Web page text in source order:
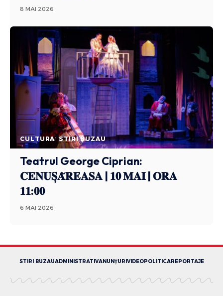
8 MAI 2026
CULTURA STIRI BUZAU
Teatrul George Ciprian:
𝐂𝐄𝐍𝐔𝐒̦𝐀̆𝐑𝐄𝐀𝐒𝐀 | 𝟏𝟎 𝐌𝐀𝐈 | 𝐎𝐑𝐀
𝟏𝟏:𝟎𝟎
6 MAI 2026
STIRI BUZAUADMINISTRATIVANUNȚURIVIDEOPOLITICAREPORTAJE